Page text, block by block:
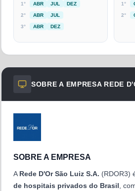
1° ABR JUL DEZ
2° ABR JUL
3° ABR DEZ
1°
2°
SOBRE A EMPRESA REDE
SOBRE A EMPRESA
A Rede D'Or São Luiz S.A. (RDOR3)
de hospitais privados do Brasil ,